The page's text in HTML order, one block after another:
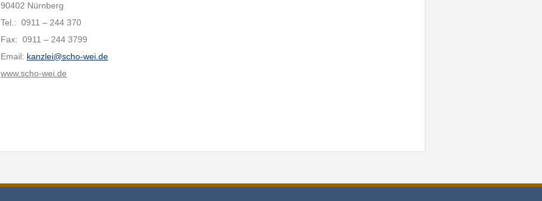
90402 Nürnberg
Tel.: 0911 – 244 370
Fax: 0911 – 244 3799
Email: kanzlei@scho-wei.de
www.scho-wei.de